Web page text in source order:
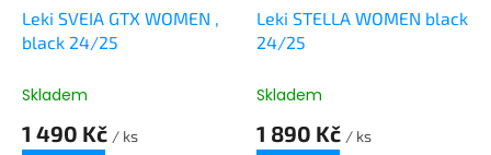
Leki SVEIA GTX WOMEN ,
black 24/25
Skladem
1 490 Kč / ks
Leki STELLA WOMEN black
24/25
Skladem
1 890 Kč / ks